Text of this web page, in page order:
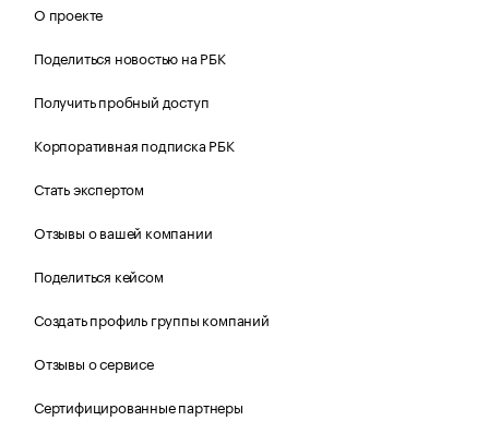
О проекте
Поделиться новостью на РБК
Получить пробный доступ
Корпоративная подписка РБК
Стать экспертом
Отзывы о вашей компании
Поделиться кейсом
Создать профиль группы компаний
Отзывы о сервисе
Сертифицированные партнеры